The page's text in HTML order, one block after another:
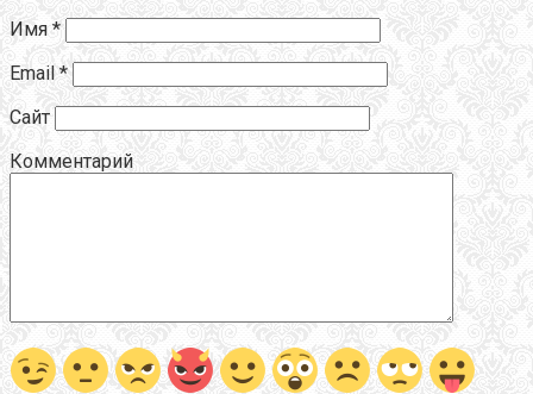
Имя *
Email *
Сайт
Комментарий